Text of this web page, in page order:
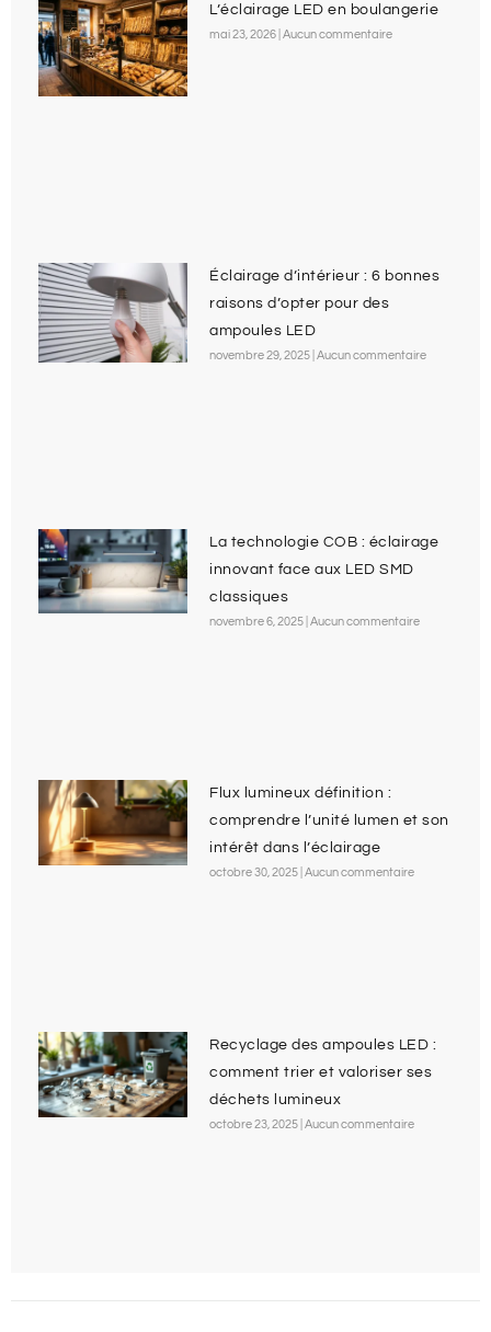
L’éclairage LED en boulangerie
mai 23, 2026 Aucun commentaire
Éclairage d’intérieur : 6 bonnes
raisons d’opter pour des
ampoules LED
novembre 29, 2025 Aucun commentaire
La technologie COB : éclairage
innovant face aux LED SMD
classiques
novembre 6, 2025 Aucun commentaire
Flux lumineux définition :
comprendre l’unité lumen et son
intérêt dans l’éclairage
octobre 30, 2025 Aucun commentaire
Recyclage des ampoules LED :
comment trier et valoriser ses
déchets lumineux
octobre 23, 2025 Aucun commentaire